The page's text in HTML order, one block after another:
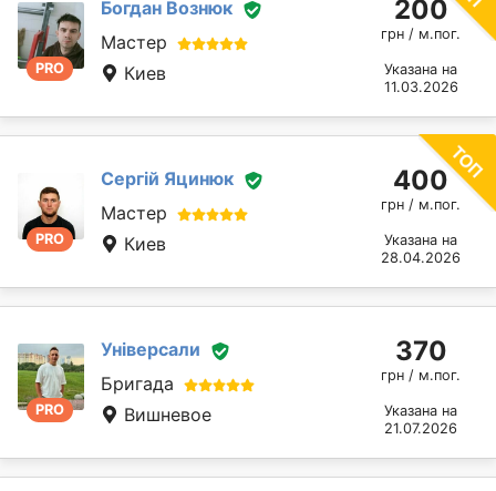
PRO
Богдан Вознюк
Мастер
Киев
200
грн / м.пог.
Указана на
11.03.2026
PRO
Сергій Яцинюк
Мастер
Киев
400
грн / м.пог.
Указана на
28.04.2026
PRO
Універсали
Бригада
Вишневое
370
грн / м.пог.
Указана на
21.07.2026